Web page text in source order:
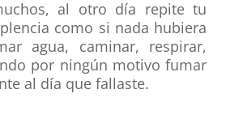
al otro día repite tu
como si nada hubiera
agua, caminar, respirar,
por ningún motivo fumar
al día que fallaste.